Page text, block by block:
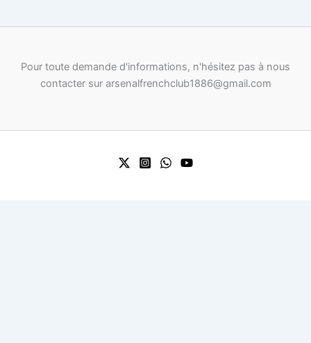
Pour toute demande d'informations, n'hésitez pas à nous
contacter sur arsenalfrenchclub1886@gmail.com